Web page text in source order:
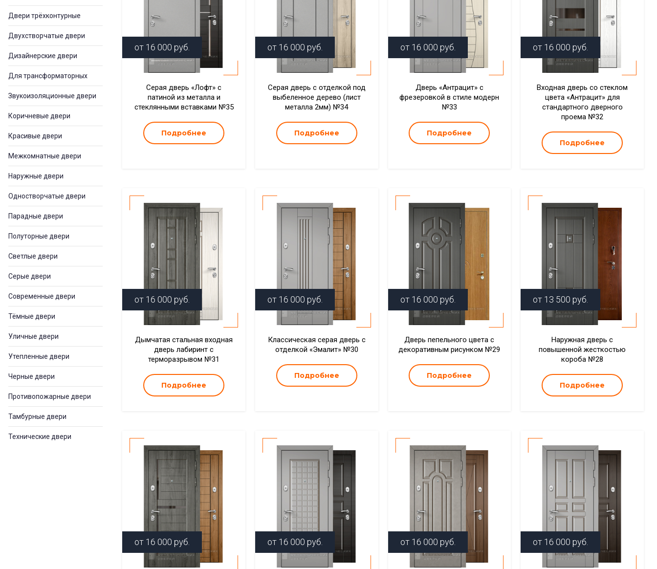
Двери трёхконтурные
Двухстворчатые двери
Дизайнерские двери
Для трансформаторных
Звукоизоляционные двери
Коричневые двери
Красивые двери
Межкомнатные двери
Наружные двери
Одностворчатые двери
Парадные двери
Полуторные двери
Светлые двери
Серые двери
Современные двери
Тёмные двери
Уличные двери
Утепленные двери
Черные двери
Противопожарные двери
Тамбурные двери
Технические двери
от 16 000 руб.
Серая дверь «Лофт» с
патиной из металла и
стеклянными вставками №35
Подробнее
от 16 000 руб.
Серая дверь с отделкой под
выбеленное дерево (лист
металла 2мм) №34
Подробнее
от 16 000 руб.
Дверь «Антрацит» с
фрезеровкой в стиле модерн
№33
Подробнее
от 16 000 руб.
Входная дверь со стеклом
цвета «Антрацит» для
стандартного дверного
проема №32
Подробнее
от 16 000 руб.
Дымчатая стальная входная
дверь лабиринт с
терморазрывом №31
Подробнее
от 16 000 руб.
Классическая серая дверь с
отделкой «Эмалит» №30
Подробнее
от 16 000 руб.
Дверь пепельного цвета с
декоративным рисунком №29
Подробнее
от 13 500 руб.
Наружная дверь с
повышенной жесткостью
короба №28
Подробнее
от 16 000 руб. от 16 000 руб. от 16 000 руб. от 16 000 руб.